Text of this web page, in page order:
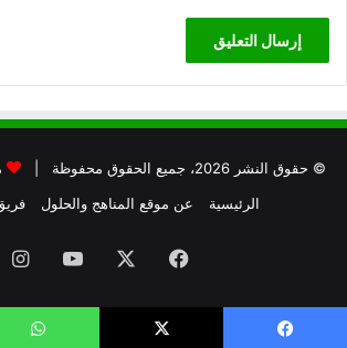
© حقوق النشر 2026، جميع الحقوق محفوظة |
الرئيسية
عن موقع المناهج والحلول
فيسبوك يوتيوب